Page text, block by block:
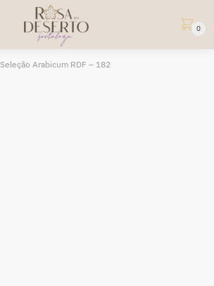
0
Seleção Arabicum RDF – 182